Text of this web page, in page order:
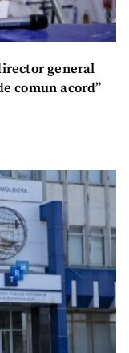
general
comun acord”